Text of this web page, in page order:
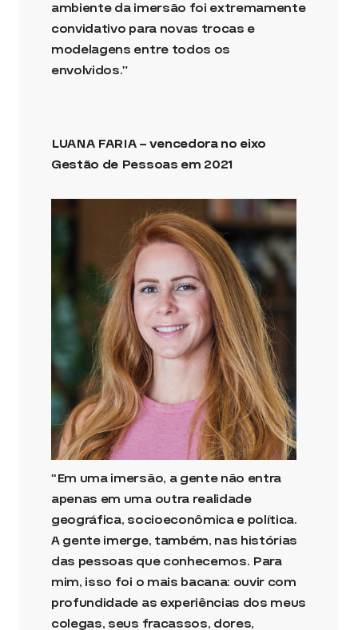
ambiente da imersão foi extremamente
convidativo para novas trocas e
modelagens entre todos os
envolvidos.”
LUANA FARIA – vencedora no eixo
Gestão de Pessoas em 2021
“Em uma imersão, a gente não entra
apenas em uma outra realidade
geográfica, socioeconômica e política.
A gente imerge, também, nas histórias
das pessoas que conhecemos. Para
mim, isso foi o mais bacana: ouvir com
profundidade as experiências dos meus
colegas, seus fracassos, dores,